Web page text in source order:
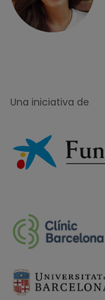
Una iniciativa de